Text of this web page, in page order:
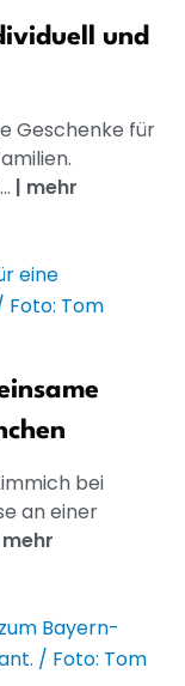
und
Geschenke für
| mehr
bei
an einer
mehr